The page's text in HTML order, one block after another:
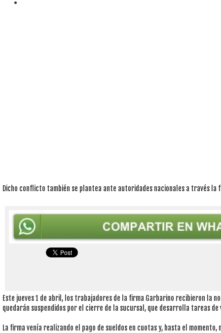
Dicho conflicto también se plantea ante autoridades nacionales a través la
Este jueves 1 de abril, los trabajadores de la firma Garbarino recibieron la
quedarán suspendidos por el cierre de la sucursal, que desarrolla tareas
La firma venía realizando el pago de sueldos en cuotas y, hasta el